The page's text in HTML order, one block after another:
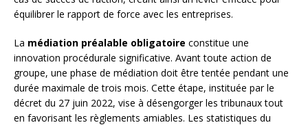
équilibrer le rapport de force avec les entreprises.
La médiation préalable obligatoire constitue une
innovation procédurale significative. Avant toute action de
groupe, une phase de médiation doit être tentée pendant une
durée maximale de trois mois. Cette étape, instituée par le
décret du 27 juin 2022, vise à désengorger les tribunaux tout
en favorisant les règlements amiables. Les statistiques du